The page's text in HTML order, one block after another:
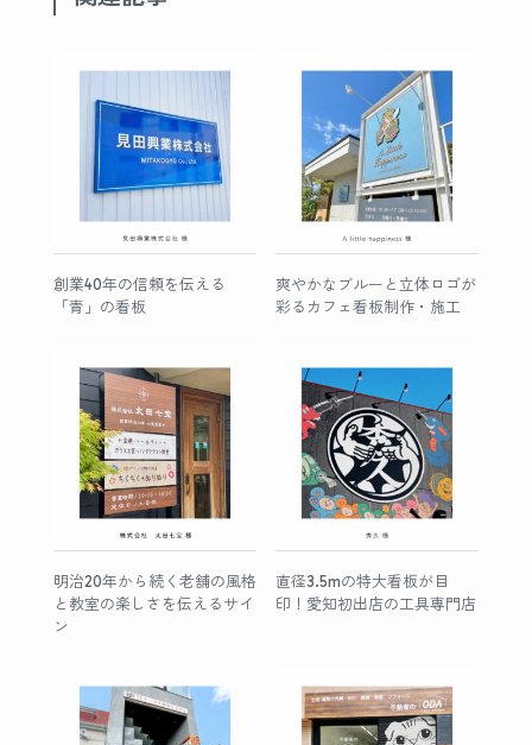
創業40年の信頼を伝える
「青」の看板
爽やかなブルーと立体ロゴが
彩るカフェ看板制作・施工
明治20年から続く老舗の風格
と教室の楽しさを伝えるサイ
ン
直径3.5mの特大看板が目
印！愛知初出店の工具専門店